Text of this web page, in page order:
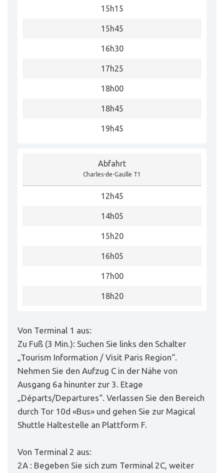
15h15
15h45
16h30
17h25
18h00
18h45
19h45
Abfahrt
Charles-de-Gaulle T1
12h45
14h05
15h20
16h05
17h00
18h20
Von Terminal 1 aus:
Zu Fuß (3 Min.): Suchen Sie links den Schalter
„Tourism Information / Visit Paris Region“.
Nehmen Sie den Aufzug C in der Nähe von
Ausgang 6a hinunter zur 3. Etage
„Départs/Departures“. Verlassen Sie den Bereich
durch Tor 10d «Bus» und gehen Sie zur Magical
Shuttle Haltestelle an Plattform F.
Von Terminal 2 aus:
2A : Begeben Sie sich zum Terminal 2C, weiter